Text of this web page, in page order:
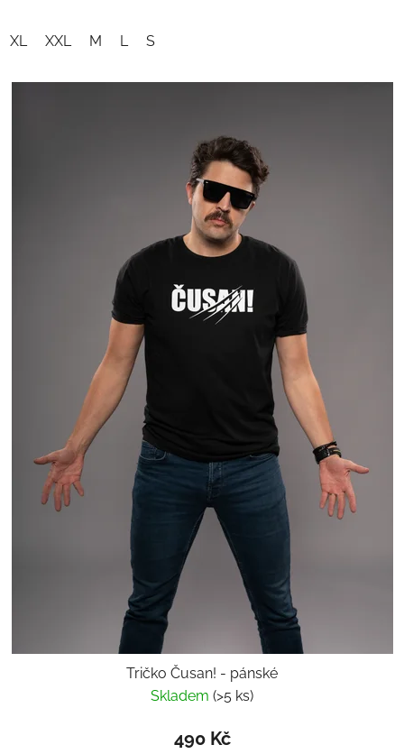
XL XXL M L S
Tričko Čusan! - pánské
Skladem (>5 ks)
490 Kč